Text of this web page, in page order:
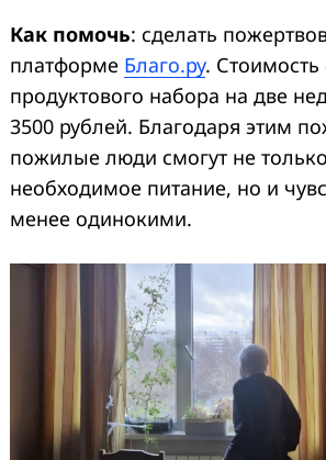
Как помочь: сделать
платформе Благо.ру. Стоимость
продуктового набора на две
3500 рублей. Благодаря этим
пожилые люди смогут не
необходимое питание, но и
менее одинокими.